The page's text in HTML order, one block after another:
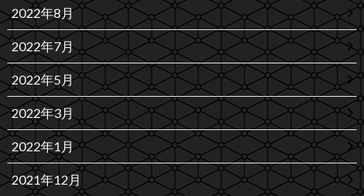
2022年8月
2022年7月
2022年5月
2022年3月
2022年1月
2021年12月